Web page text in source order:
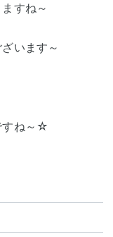
すね～
います～
すね～☆